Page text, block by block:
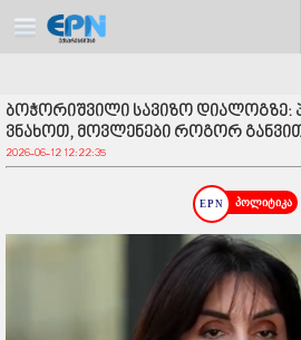
ბოჭორიშვილი სავიზო დიალოგზე:
ვნახოთ, მოვლენები როგორ
2026-06-12 12:22:35
პოლიტიკა